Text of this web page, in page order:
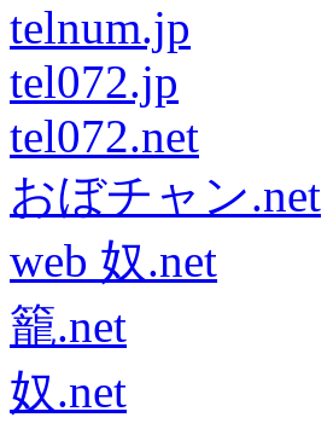
telnum.jp
tel072.jp
tel072.net
おぼチャン.net
web 奴.net
籠.net
奴.net